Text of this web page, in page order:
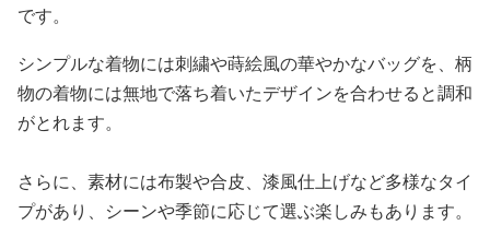
です。
シンプルな着物には刺繍や蒔絵風の華やかなバッグを、柄
物の着物には無地で落ち着いたデザインを合わせると調和
がとれます。
さらに、素材には布製や合皮、漆風仕上げなど多様なタイ
プがあり、シーンや季節に応じて選ぶ楽しみもあります。